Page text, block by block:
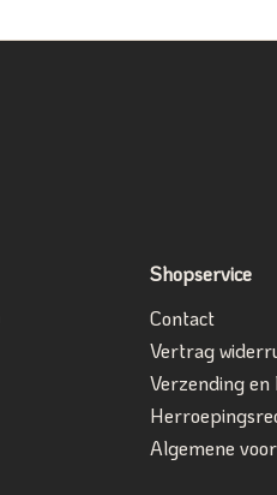
Shopservice
Contact
Vertrag
Verzending
Algemene